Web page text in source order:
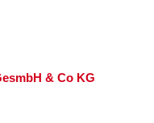
& Co KG